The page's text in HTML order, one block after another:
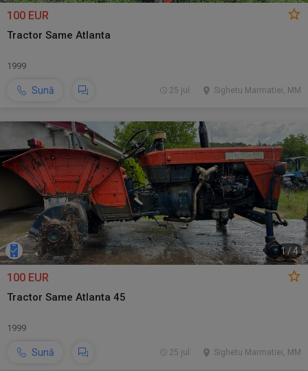
100 EUR
Tractor Same Atlanta
1999
Sună Sighetu Marmatiei, MM
25 jul.
1 /4
100 EUR
Tractor Same Atlanta 45
1999
Sună Sighetu Marmatiei, MM
25 jul.